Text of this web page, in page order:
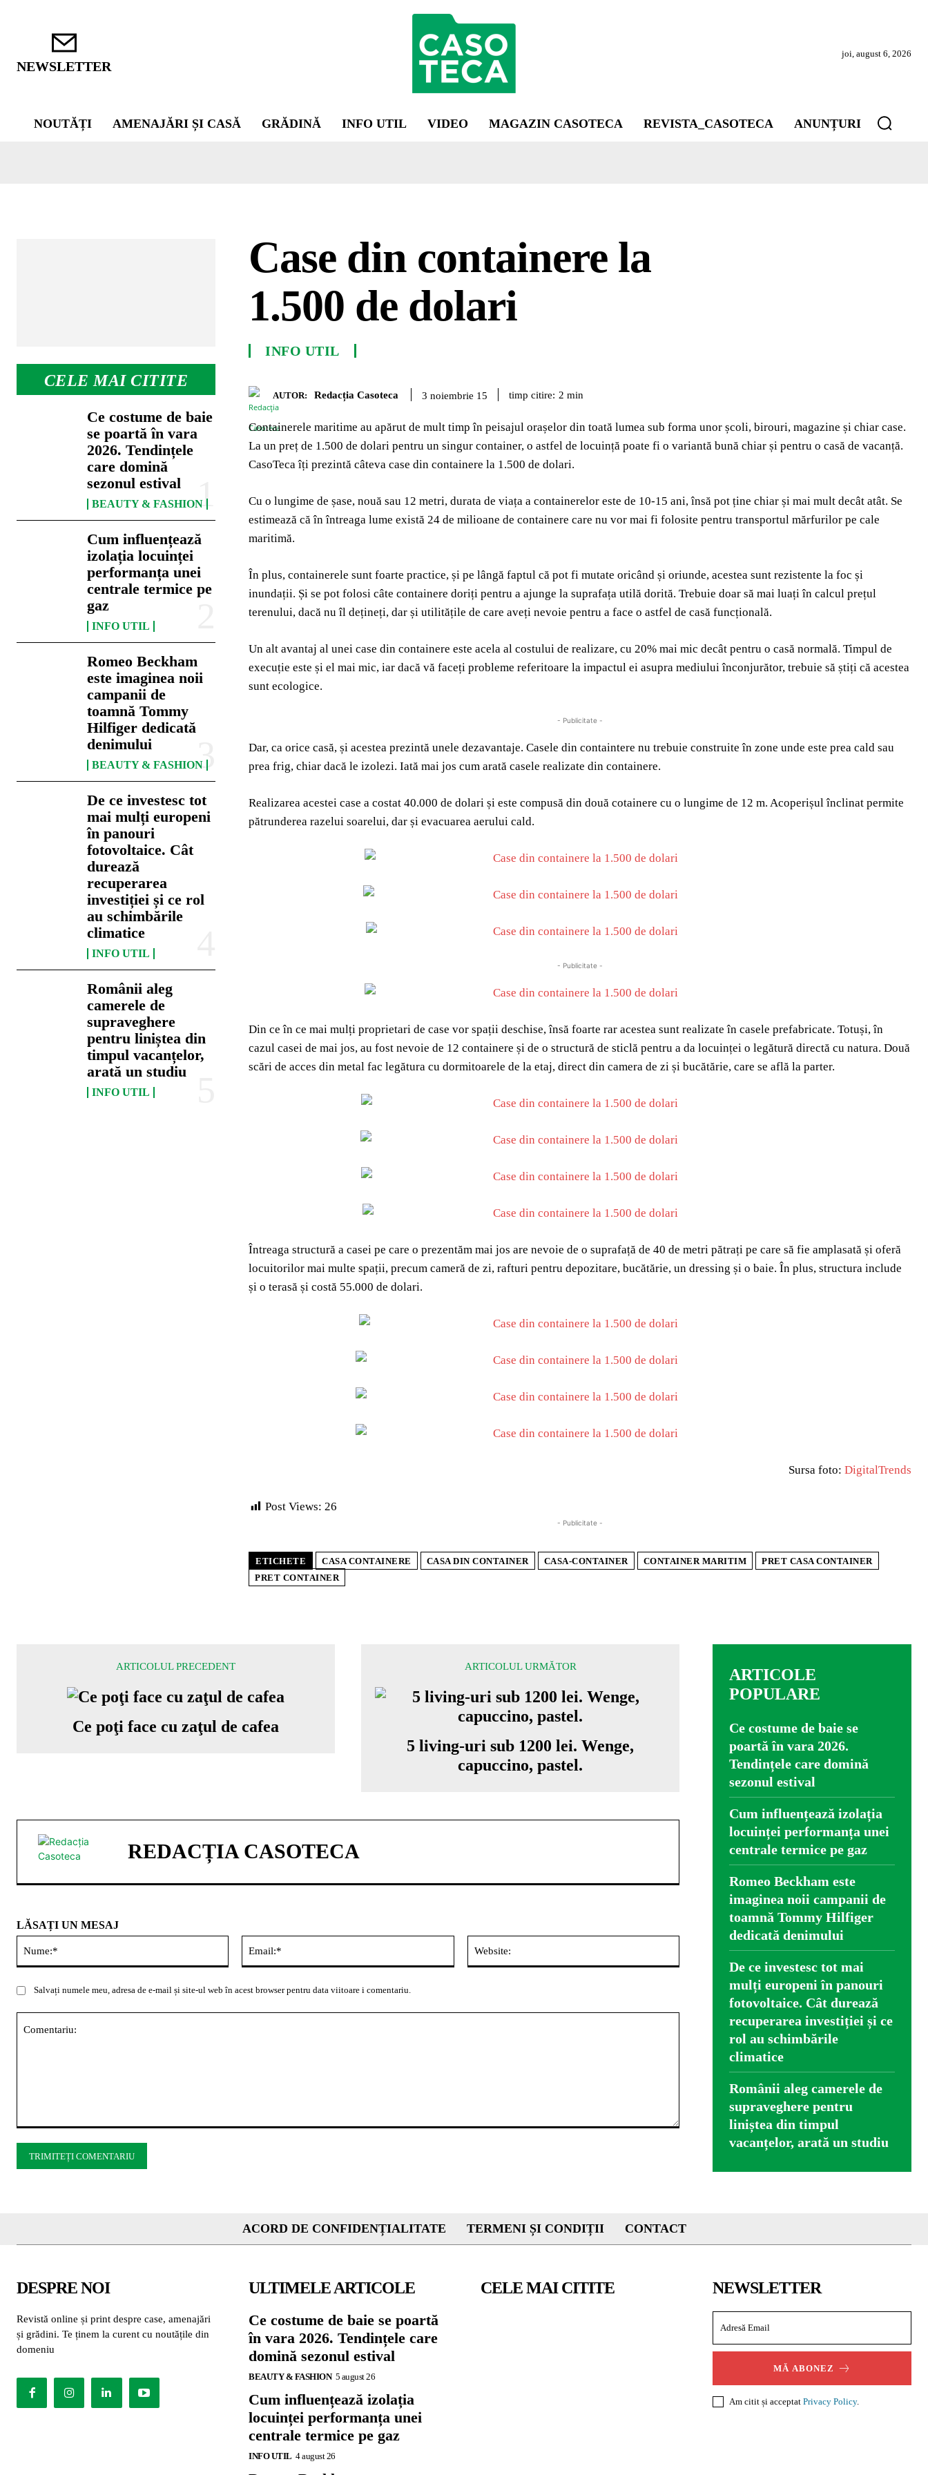
NEWSLETTER
joi, august 6, 2026
NOUTĂȚI AMENAJĂRI ȘI CASĂ GRĂDINĂ INFO UTIL VIDEO MAGAZIN CASOTECA REVISTA_CASOTECA ANUNȚURI
CELE MAI CITITE
Ce costume de baie
se poartă în vara
2026. Tendințele
care domină
sezonul estival
BEAUTY & FASHION
Cum influențează
izolația locuinței
performanța unei
centrale termice pe
gaz
INFO UTIL
Romeo Beckham
este imaginea noii
campanii de
toamnă Tommy
Hilfiger dedicată
denimului
BEAUTY & FASHION
De ce investesc tot
mai mulți europeni
în panouri
fotovoltaice. Cât
durează
recuperarea
investiției și ce rol
au schimbările
climatice
INFO UTIL
Românii aleg
camerele de
supraveghere
pentru liniștea din
timpul vacanțelor,
arată un studiu
INFO UTIL
Case din containere la
1.500 de dolari
INFO UTIL
AUTOR: Redacția Casoteca 3 noiembrie 15 timp citire: 2 min
Containerele maritime au apărut de mult timp în peisajul orașelor din toată lumea sub forma unor școli, birouri, magazine și chiar case.
La un preț de 1.500 de dolari pentru un singur container, o astfel de locuință poate fi o variantă bună chiar și pentru o casă de vacanță.
CasoTeca îți prezintă câteva case din containere la 1.500 de dolari.
Cu o lungime de șase, nouă sau 12 metri, durata de viața a containerelor este de 10-15 ani, însă pot ține chiar și mai mult decât atât. Se
estimează că în întreaga lume există 24 de milioane de containere care nu vor mai fi folosite pentru transportul mărfurilor pe cale
maritimă.
În plus, containerele sunt foarte practice, și pe lângă faptul că pot fi mutate oricând și oriunde, acestea sunt rezistente la foc și
inundații. Și se pot folosi câte containere doriți pentru a ajunge la suprafața utilă dorită. Trebuie doar să mai luați în calcul prețul
terenului, dacă nu îl dețineți, dar și utilitățile de care aveți nevoie pentru a face o astfel de casă funcțională.
Un alt avantaj al unei case din containere este acela al costului de realizare, cu 20% mai mic decât pentru o casă normală. Timpul de
execuție este și el mai mic, iar dacă vă faceți probleme referitoare la impactul ei asupra mediului înconjurător, trebuie să știți că acestea
sunt ecologice.
- Publicitate -
Dar, ca orice casă, și acestea prezintă unele dezavantaje. Casele din containtere nu trebuie construite în zone unde este prea cald sau
prea frig, chiar dacă le izolezi. Iată mai jos cum arată casele realizate din containere.
Realizarea acestei case a costat 40.000 de dolari și este compusă din două cotainere cu o lungime de 12 m. Acoperișul înclinat permite
pătrunderea razelui soarelui, dar și evacuarea aerului cald.
- Publicitate -
Din ce în ce mai mulți proprietari de case vor spații deschise, însă foarte rar acestea sunt realizate în casele prefabricate. Totuși, în
cazul casei de mai jos, au fost nevoie de 12 containere și de o structură de sticlă pentru a da locuinței o legătură directă cu natura. Două
scări de acces din metal fac legătura cu dormitoarele de la etaj, direct din camera de zi și bucătărie, care se află la parter.
Întreaga structură a casei pe care o prezentăm mai jos are nevoie de o suprafață de 40 de metri pătrați pe care să fie amplasată și oferă
locuitorilor mai multe spații, precum cameră de zi, rafturi pentru depozitare, bucătărie, un dressing și o baie. În plus, structura include
și o terasă și costă 55.000 de dolari.
Sursa foto: DigitalTrends
Post Views: 26
- Publicitate -
ETICHETE CASA CONTAINERE CASA DIN CONTAINER CASA-CONTAINER CONTAINER MARITIM
PRET CASA CONTAINER
PRET CONTAINER
ARTICOLUL PRECEDENT
Ce poţi face cu zaţul de cafea
ARTICOLUL URMĂTOR
5 living-uri sub 1200 lei. Wenge,
capuccino, pastel.
REDACȚIA CASOTECA
LĂSAȚI UN MESAJ
Salvați numele meu, adresa de e-mail și site-ul web în acest browser pentru data viitoare i comentariu.
ARTICOLE
POPULARE
Ce costume de baie se
poartă în vara 2026.
Tendințele care domină
sezonul estival
Cum influențează izolația
locuinței performanța unei
centrale termice pe gaz
Romeo Beckham este
imaginea noii campanii de
toamnă Tommy Hilfiger
dedicată denimului
De ce investesc tot mai
mulți europeni în panouri
fotovoltaice. Cât durează
recuperarea investiției și ce
rol au schimbările
climatice
Românii aleg camerele de
supraveghere pentru
liniștea din timpul
vacanțelor, arată un studiu
ACORD DE CONFIDENȚIALITATE TERMENI ȘI CONDIȚII CONTACT
DESPRE NOI
Revistă online și print despre case, amenajări
și grădini. Te ținem la curent cu noutățile din
domeniu
ULTIMELE ARTICOLE
Ce costume de baie se poartă
în vara 2026. Tendințele care
domină sezonul estival
BEAUTY & FASHION 5 august 26
Cum influențează izolația
locuinței performanța unei
centrale termice pe gaz
INFO UTIL 4 august 26
CELE MAI CITITE NEWSLETTER
MĂ ABONEZ
Am citit și acceptat Privacy Policy.